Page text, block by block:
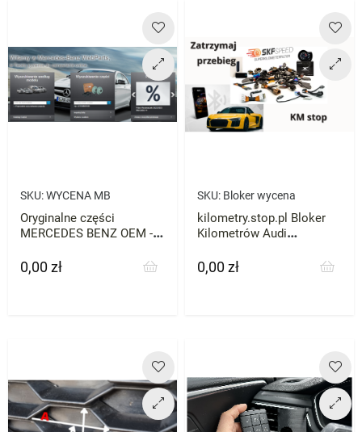
SKU:WYCENA MB
Oryginalne części
MERCEDES BENZ OEM -
Cena
0,00 zł
SKU: Bloker wycena
kilometry.stop.pl Bloker
Kilometrów Audi
każde zatrzymaj licznik
przebieg
Cena
0,00 zł